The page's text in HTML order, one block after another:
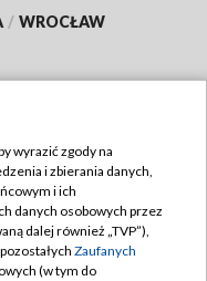
/ WROCŁAW
wyrazić zgody na
i zbierania danych,
i ich
danych osobowych przez
dalej również „TVP”),
Zaufanych
(w tym do